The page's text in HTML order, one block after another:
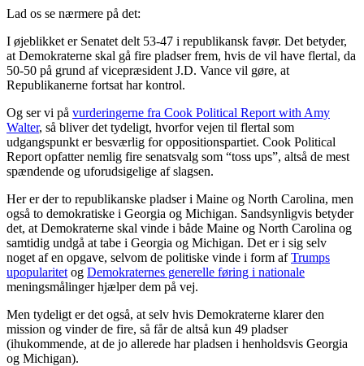
Lad os se nærmere på det:
I øjeblikket er Senatet delt 53-47 i republikansk favør. Det betyder,
at Demokraterne skal gå fire pladser frem, hvis de vil have flertal, da
50-50 på grund af vicepræsident J.D. Vance vil gøre, at
Republikanerne fortsat har kontrol.
Og ser vi på vurderingerne fra Cook Political Report with Amy
Walter, så bliver det tydeligt, hvorfor vejen til flertal som
udgangspunkt er besværlig for oppositionspartiet. Cook Political
Report opfatter nemlig fire senatsvalg som “toss ups”, altså de mest
spændende og uforudsigelige af slagsen.
Her er der to republikanske pladser i Maine og North Carolina, men
også to demokratiske i Georgia og Michigan. Sandsynligvis betyder
det, at Demokraterne skal vinde i både Maine og North Carolina og
samtidig undgå at tabe i Georgia og Michigan. Det er i sig selv
noget af en opgave, selvom de politiske vinde i form afTrumps
upopularitet og Demokraternes generelle føring i nationale
meningsmålinger hjælper dem på vej.
Men tydeligt er det også, at selv hvis Demokraterne klarer den
mission og vinder de fire, så får de altså kun 49 pladser
(ihukommende, at de jo allerede har pladsen i henholdsvis Georgia
og Michigan).